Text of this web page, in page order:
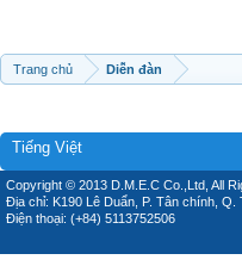
Trang chủ Diễn đàn
Tiếng Việt
Copyright © 2013 D.M.E.C Co.,Ltd, All
Địa chỉ: K190 Lê Duẩn, P. Tân chính, Q.
Điện thoại: (+84) 5113752506